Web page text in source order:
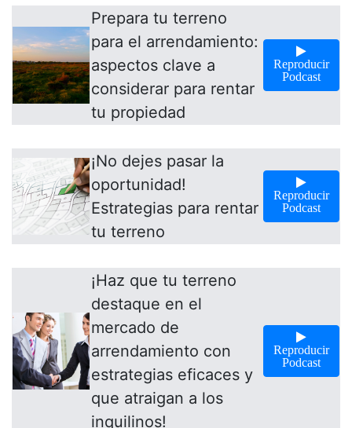
Prepara tu terreno
para el arrendamiento:
aspectos clave a
considerar para rentar
tu propiedad
Reproducir
Podcast
¡No dejes pasar la
oportunidad!
Estrategias para rentar
tu terreno
Reproducir
Podcast
¡Haz que tu terreno
destaque en el
mercado de
arrendamiento con
estrategias eficaces y
que atraigan a los
inquilinos!
Reproducir
Podcast